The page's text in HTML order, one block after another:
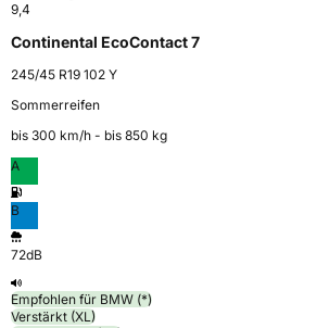
9,4
Continental EcoContact 7
245/45 R19 102 Y
Sommerreifen
bis 300 km⁠/⁠h - bis 850 kg
A
B
72dB
Empfohlen für BMW (*)
Verstärkt (XL)